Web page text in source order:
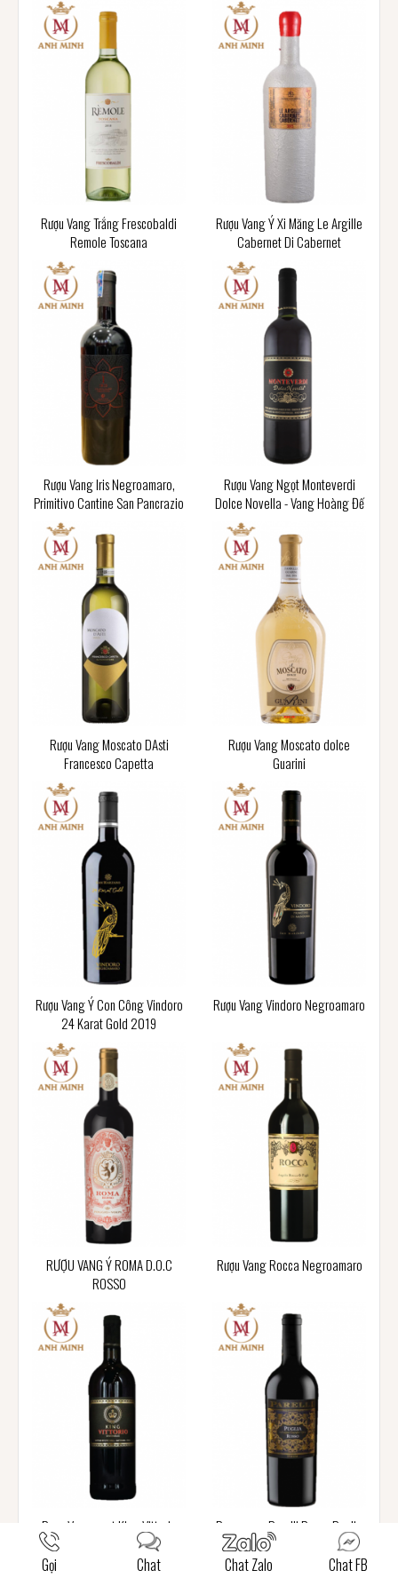
Rượu Vang Trắng Frescobaldi
Remole Toscana
Rượu Vang Ý Xi Măng Le Argille
Cabernet Di Cabernet
Rượu Vang Iris Negroamaro,
Primitivo Cantine San Pancrazio
Rượu Vang Ngọt Monteverdi
Dolce Novella - Vang Hoàng Đế
Rượu Vang Moscato DAsti
Francesco Capetta
Rượu Vang Moscato dolce
Guarini
Rượu Vang Ý Con Công Vindoro
24 Karat Gold 2019
Rượu Vang Vindoro Negroamaro
RƯỢU VANG Ý ROMA D.O.C
ROSSO
Rượu Vang Rocca Negroamaro
Rượu Vang ngọt King Vittorio
Rượu vang Parelli Rosso Puglia
Gọi Chat Chat Zalo Chat FB